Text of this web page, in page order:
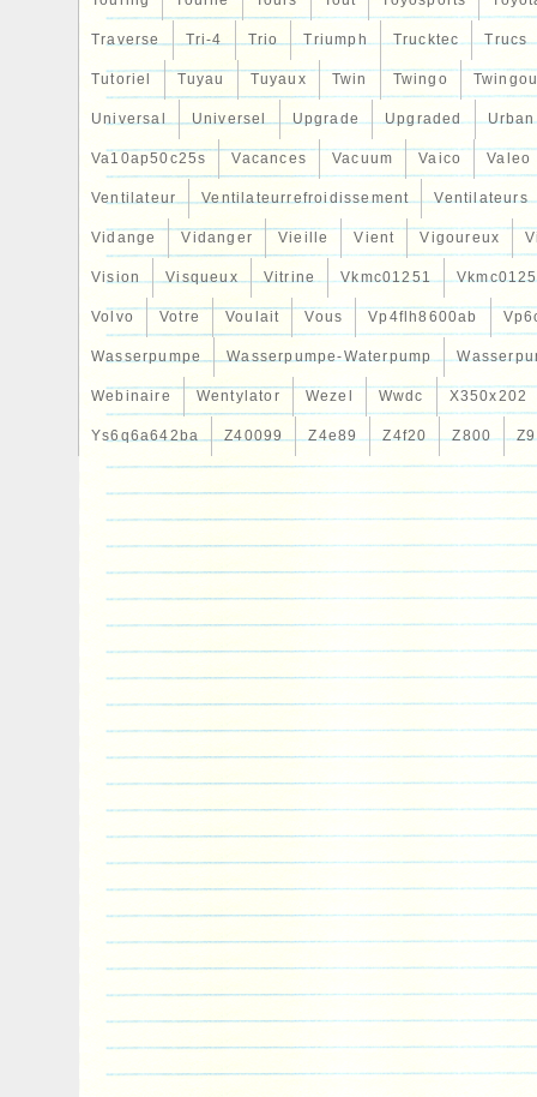
Traverse Tri-4 Trio Triumph Trucktec Trucs
Tutoriel Tuyau Tuyaux Twin Twingo
Universal Universel Upgrade Upgraded Urban
Va10ap50c25s Vacances Vacuum Vaico Valeo
Ventilateur Ventilateurrefroidissement Ventilateurs
Vidange Vidanger Vieille Vient Vigoureux
Vision Visqueux Vitrine Vkmc01251
Volvo Votre Voulait Vous Vp4flh8600ab
Wasserpumpe Wasserpumpe-Waterpump
Webinaire Wentylator Wezel Wwdc X350x202
Ys6q6a642ba Z40099 Z4e89 Z4f20 Z800